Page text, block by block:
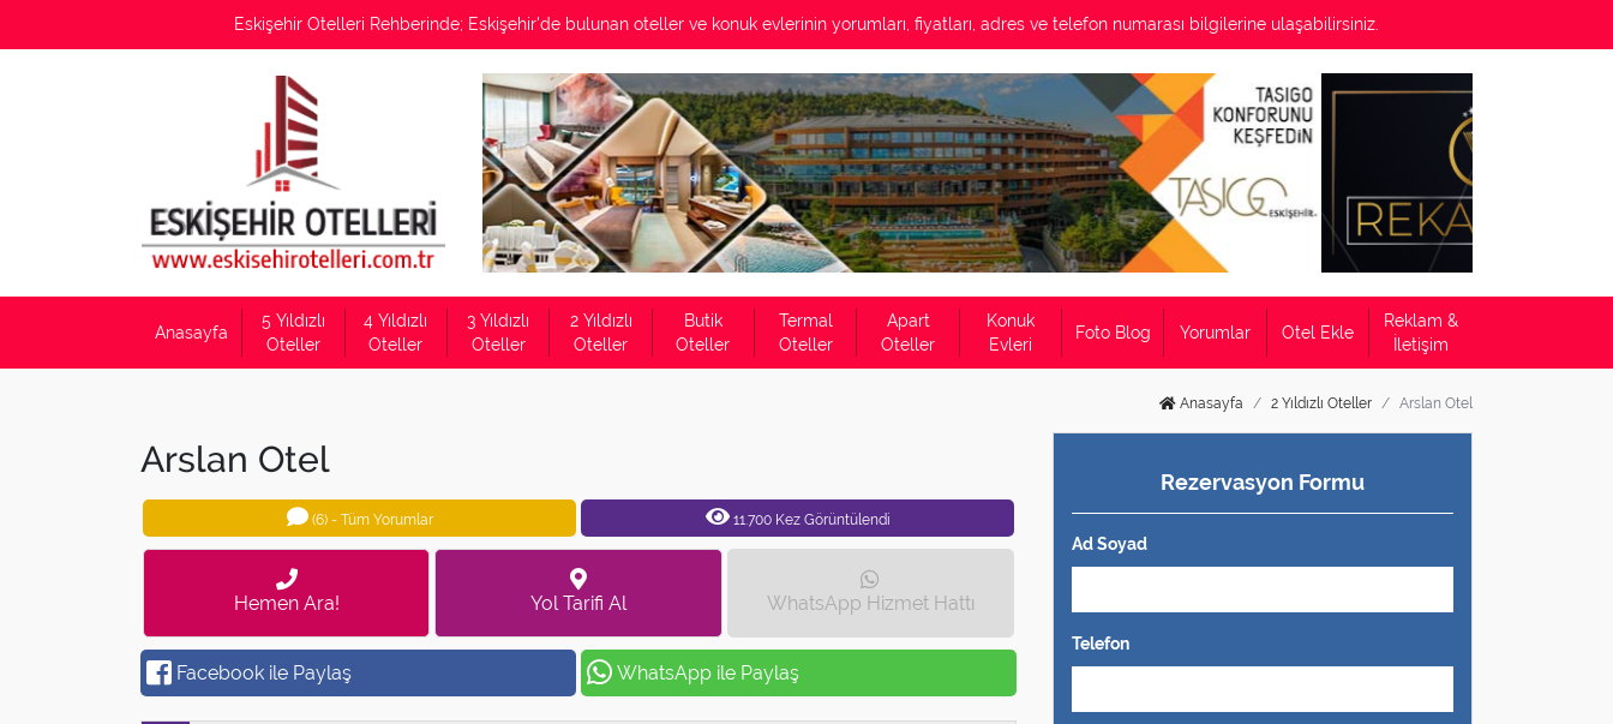
Eskişehir Otelleri Rehberinde; Eskişehir'de bulunan oteller ve konuk evlerinin yorumları, fiyatları, adres ve telefon numarası bilgilerine ulaşabilirsiniz.
Anasayfa
5 Yıldızlı
Oteller
4 Yıldızlı
Oteller
3 Yıldızlı
Oteller
2 Yıldızlı
Oteller
Butik
Oteller
Termal
Oteller
Apart
Oteller
Konuk
Evleri
Foto Blog Yorumlar Otel Ekle
Reklam &
İletişim
Anasayfa 2 Yıldızlı Oteller Arslan Otel
Arslan Otel
(6) - Tüm Yorumlar 11.700 Kez Görüntülendi
Hemen Ara! Yol Tarifi Al WhatsApp Hizmet Hattı
Facebook ile Paylaş WhatsApp ile Paylaş
Rezervasyon Formu
Ad Soyad
Telefon